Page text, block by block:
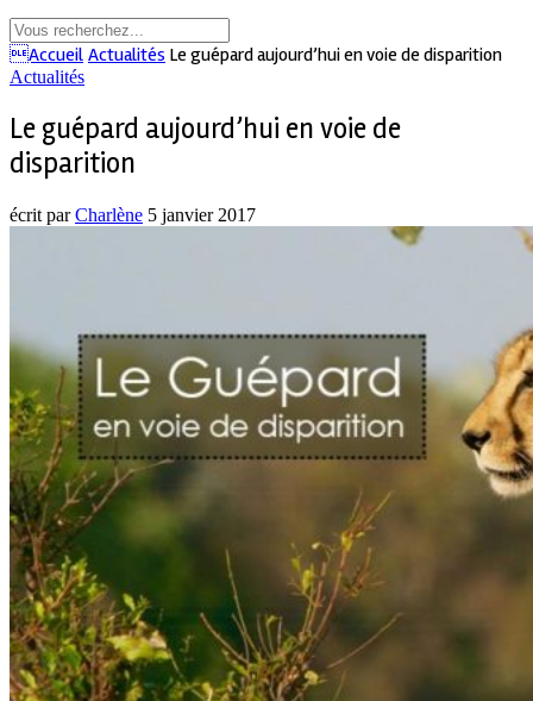
Accueil Actualités Le guépard aujourd’hui en voie de disparition
Actualités
Le guépard aujourd’hui en voie de
disparition
écrit parCharlène 5 janvier 2017